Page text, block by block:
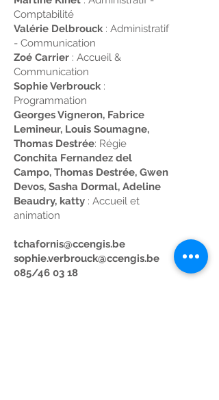
Comptabilité
Valérie Delbrouck : Administratif
- Communication
Zoé Carrier : Accueil &
Communication
Sophie Verbrouck :
Programmation
Georges Vigneron, Fabrice
Lemineur, Louis Soumagne,
Thomas Destrée: Régie
Conchita Fernandez del
Campo, Thomas Destrée, Gwen
Devos, Sasha Dormal, Adeline
Beaudry, katty : Accueil et
animation
tchafornis@ccengis.be
sophie.verbrouck@ccengis.be
085/46 03 18